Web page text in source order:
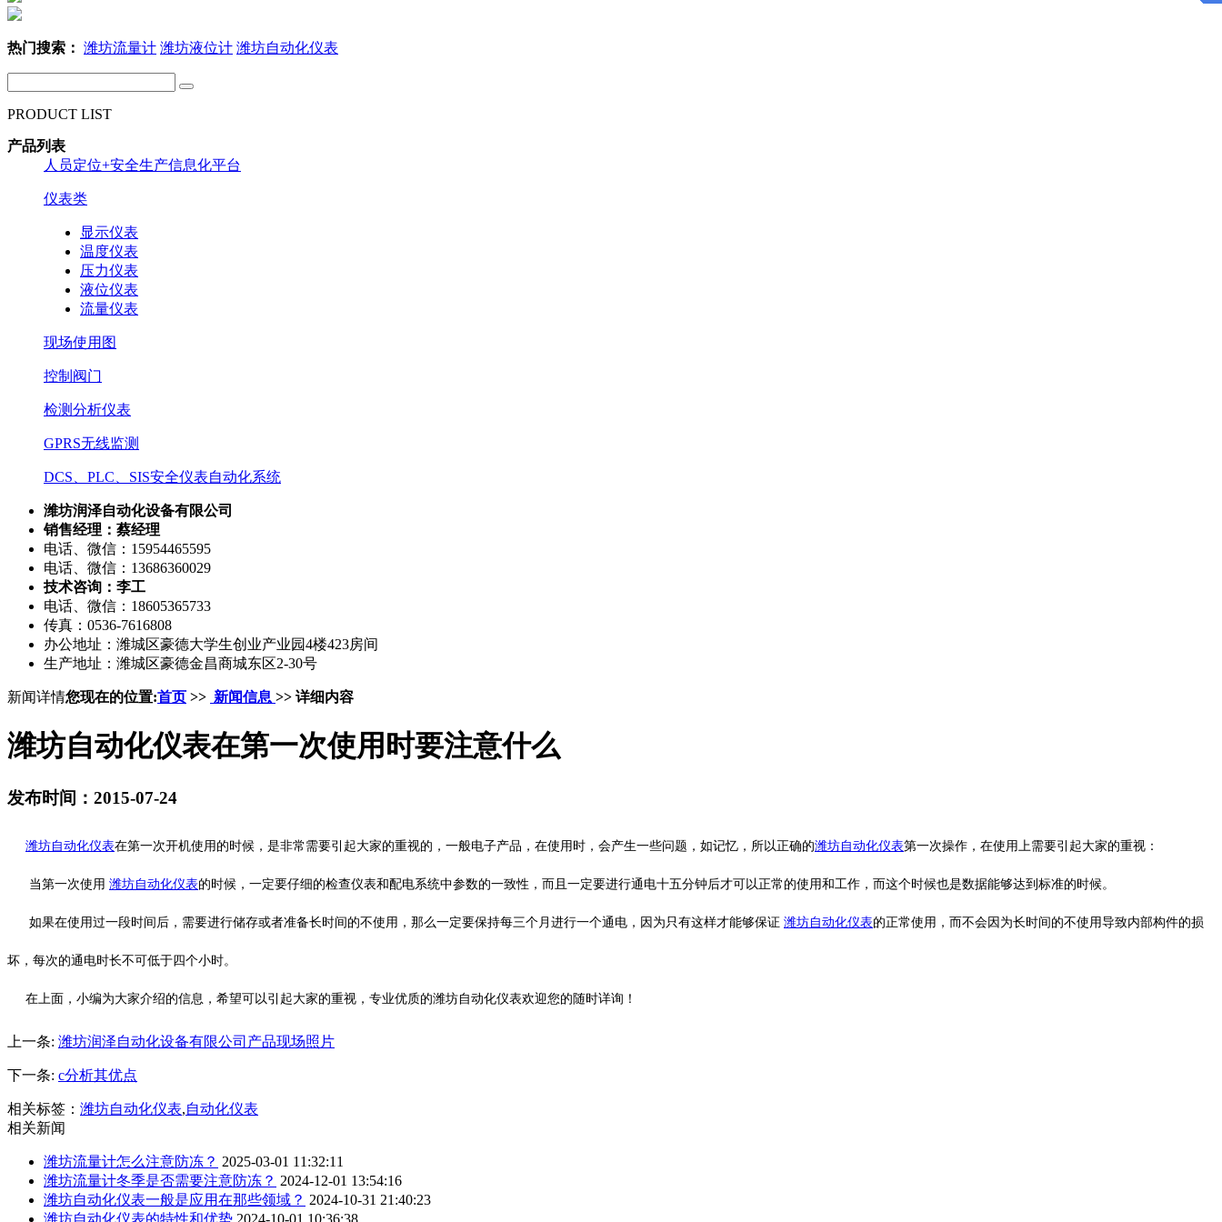
热门搜索： 潍坊流量计 潍坊液位计 潍坊自动化仪表
PRODUCT LIST
产品列表
人员定位+安全生产信息化平台
仪表类
显示仪表
温度仪表
压力仪表
液位仪表
流量仪表
现场使用图
控制阀门
检测分析仪表
GPRS无线监测
DCS、PLC、SIS安全仪表自动化系统
潍坊润泽自动化设备有限公司
销售经理：蔡经理
电话、微信：15954465595
电话、微信：13686360029
技术咨询：李工
电话、微信：18605365733
传真：0536-7616808
办公地址：潍城区豪德大学生创业产业园4楼423房间
生产地址：潍城区豪德金昌商城东区2-30号
新闻详情您现在的位置:首页 >> 新闻信息 >> 详细内容
潍坊自动化仪表在第一次使用时要注意什么
发布时间：2015-07-24
潍坊自动化仪表在第一次开机使用的时候，是非常需要引起大家的重视的，一般电子产品，在使用时，会产生一些问题，如记忆，所以正确的潍坊自动化仪表第一次操作，在使用上需要引起大家的重视：
当第一次使用 潍坊自动化仪表的时候，一定要仔细的检查仪表和配电系统中参数的一致性，而且一定要进行通电十五分钟后才可以正常的使用和工作，而这个时候也是数据能够达到标准的时候。
如果在使用过一段时间后，需要进行储存或者准备长时间的不使用，那么一定要保持每三个月进行一个通电，因为只有这样才能够保证 潍坊自动化仪表的正常使用，而不会因为长时间的不使用导致内部构件的损
坏，每次的通电时长不可低于四个小时。
在上面，小编为大家介绍的信息，希望可以引起大家的重视，专业优质的潍坊自动化仪表欢迎您的随时详询！
上一条: 潍坊润泽自动化设备有限公司产品现场照片
下一条: c分析其优点
相关标签： 潍坊自动化仪表,自动化仪表
相关新闻
潍坊流量计怎么注意防冻？ 2025-03-01 11:32:11
潍坊流量计冬季是否需要注意防冻？ 2024-12-01 13:54:16
潍坊自动化仪表一般是应用在那些领域？ 2024-10-31 21:40:23
潍坊自动化仪表的特性和优势 2024-10-01 10:36:38